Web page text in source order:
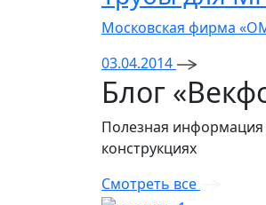
Московская фирма
03.04.2014
Блог
Полезная информация
конструкциях
Смотреть все